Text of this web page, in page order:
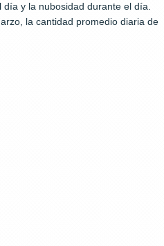
y la nubosidad durante el día.
la cantidad promedio diaria de